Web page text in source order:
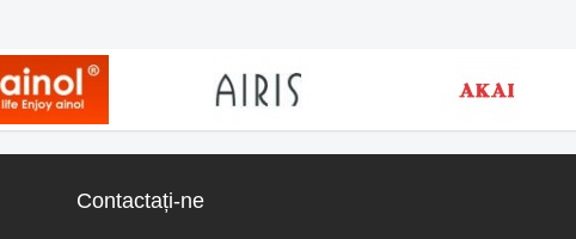
Contactați-ne